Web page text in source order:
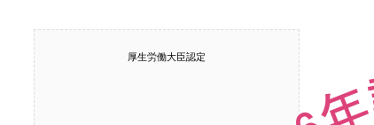
厚生労働大臣認定